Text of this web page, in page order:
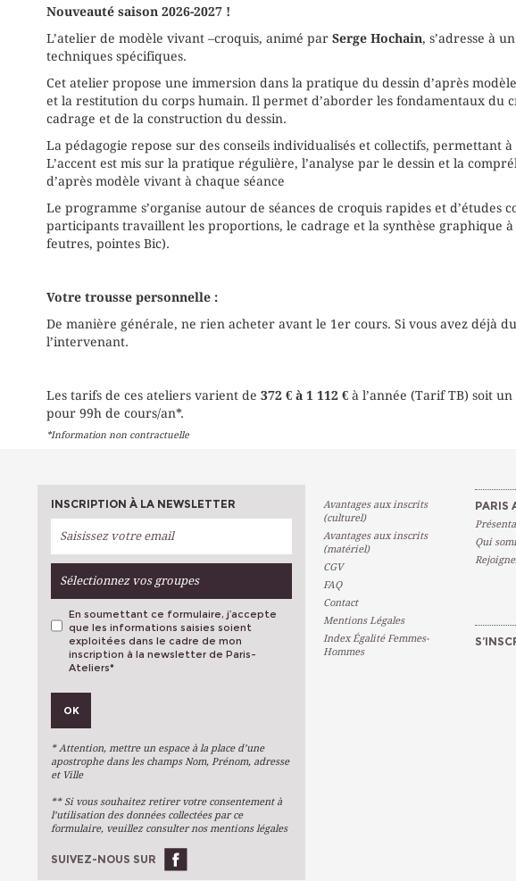
Nouveauté saison 2026-2027 !
L’atelier de modèle vivant –croquis, animé par Serge Hochain, s’adresse à
techniques spécifiques.
Cet atelier propose une immersion dans la pratique du dessin d’après
et la restitution du corps humain. Il permet d’aborder les fondamentaux du
cadrage et de la construction du dessin.
La pédagogie repose sur des conseils individualisés et collectifs, permettant
L’accent est mis sur la pratique régulière, l’analyse par le dessin et la
d’après modèle vivant à chaque séance
Le programme s’organise autour de séances de croquis rapides et d’études
participants travaillent les proportions, le cadrage et la synthèse graphique à
feutres, pointes Bic).
Votre trousse personnelle :
De manière générale, ne rien acheter avant le 1er cours. Si vous avez déjà
l’intervenant.
Les tarifs de ces ateliers varient de 372 € à 1 112 € à l’année (Tarif TB) soit
pour 99h de cours/an*.
*Information non contractuelle
INSCRIPTION À LA NEWSLETTER
Sélectionnez vos groupes
Métiers D'art
Arts Du Texte
Stages Ponctuels
Ateliers À L'année
OK
En soumettant ce formulaire, j’accepte
que les informations saisies soient
exploitées dans le cadre de mon
inscription à la newsletter de Paris-
Ateliers*
OK
* Attention, mettre un espace à la place d’une
apostrophe dans les champs Nom, Prénom, adresse
et Ville
** Si vous souhaitez retirer votre consentement à
l’utilisation des données collectées par ce
formulaire, veuillez consulter nos mentions légales
SUIVEZ-NOUS SUR
Avantages aux inscrits
(culturel)
Avantages aux inscrits
(matériel)
CGV
FAQ
Contact
Mentions Légales
Index Égalité Femmes-
Hommes
PARIS
Qui